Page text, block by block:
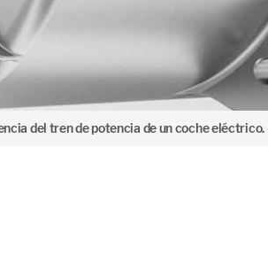
del tren de potencia de un coche eléctrico.